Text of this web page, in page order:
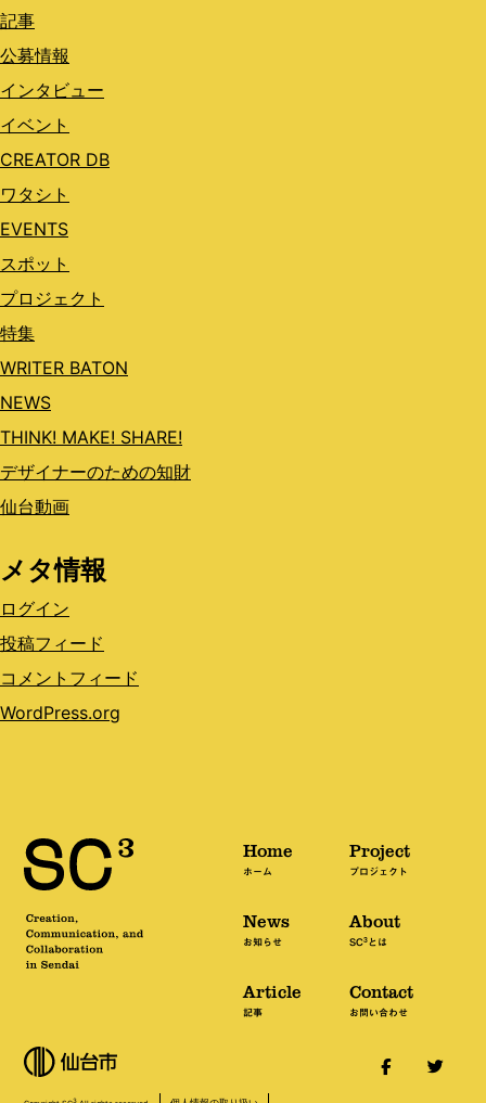
記事
公募情報
インタビュー
イベント
CREATOR DB
ワタシト
EVENTS
スポット
プロジェクト
特集
WRITER BATON
NEWS
THINK! MAKE! SHARE!
デザイナーのための知財
仙台動画
メタ情報
ログイン
投稿フィード
コメントフィード
WordPress.org
Home
ホーム
News
お知らせ
Article
記事
Project
プロジェクト
About
SC3とは
Contact
お問い合わせ
3